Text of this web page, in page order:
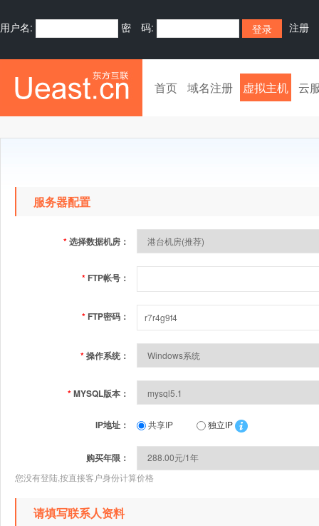
用户名: 密 码: 注册
首页 域名注册 虚拟主机 云
服务器配置
*选择数据机房：
* FTP帐号：
* FTP密码：
*操作系统：
*MYSQL版本：
IP地址： 共享IP 独立IP
购买年限：
您没有登陆,按直接客户身份计算价格
请填写联系人资料